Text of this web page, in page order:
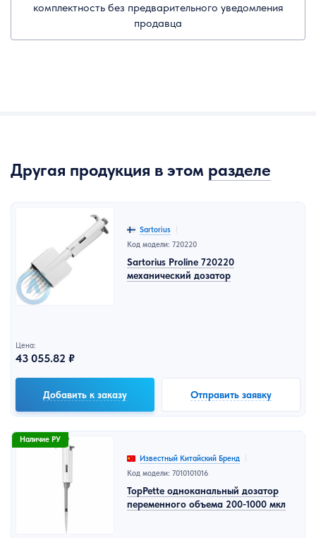
комплектность без предварительного уведомления
продавца
Другая продукция в этом разделе
Sartorius
Код модели: 720220
Sartorius Proline 720220
механический дозатор
Цена:
43 055.82 ₽
Добавить к заказу Отправить заявку
Наличие РУ
Известный Китайский Бренд
Код модели: 7010101016
TopPette одноканальный дозатор
переменного объема 200-1000 мкл